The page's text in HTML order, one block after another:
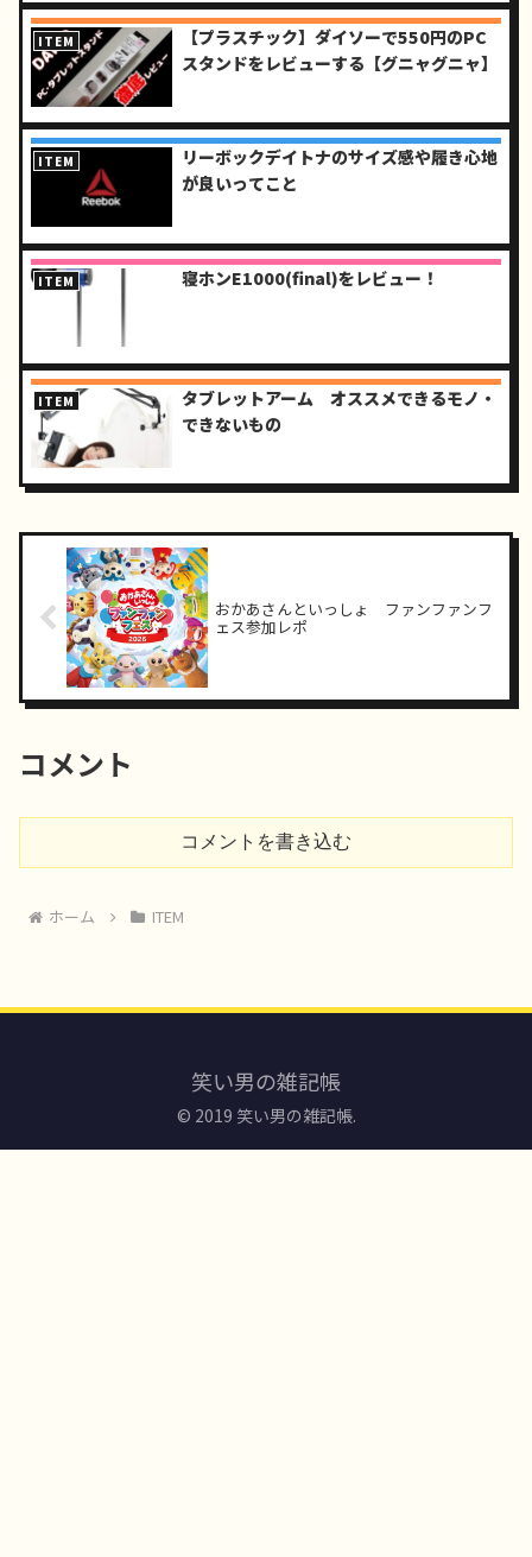
ITEM
【プラスチック】ダイソーで550円のPC
スタンドをレビューする【グニャグニャ】
ITEM
リーボックデイトナのサイズ感や履き心地
が良いってこと
ITEM 寝ホンE1000(final)をレビュー！
ITEM
タブレットアーム オススメできるモノ・
できないもの
おかあさんといっしょ ファンファンフ
ェス参加レポ
コメント
コメントを書き込む
ホーム ITEM
笑い男の雑記帳
© 2019 笑い男の雑記帳.